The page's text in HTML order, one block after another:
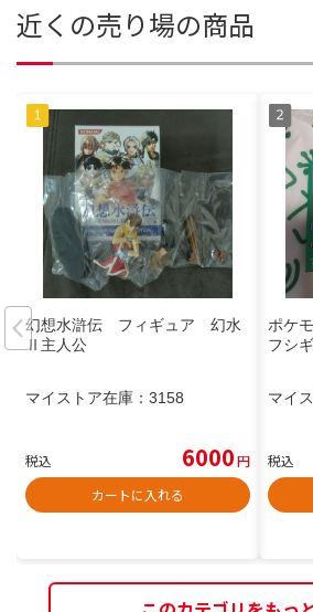
近くの売り場の商品
幻想水滸伝 フィギュア 幻水
Ⅱ主人公
マイストア在庫： 3158
税込 6000円
カートに入れる
ポケ
フシ
マイ
税込